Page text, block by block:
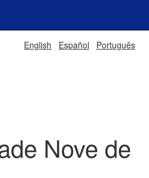
English Español Português
Nove de